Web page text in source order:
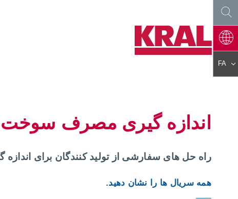
FR
AR
CS
FA
اندازه گیری مصرف
راه حل های سفارشی از تولید کنندگان برای
همه سریال ها را نشان دهید.